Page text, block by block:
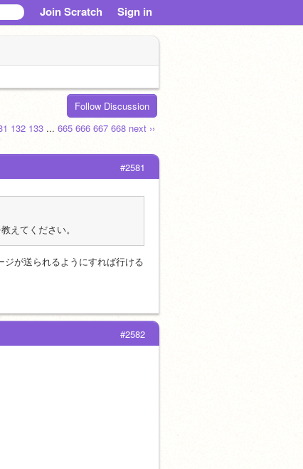
Join Scratch Sign in
Follow Discussion
132 133 ... 665 666 667 668 next ››
#2581
えてください。
が送られるようにすれば行ける
#2582